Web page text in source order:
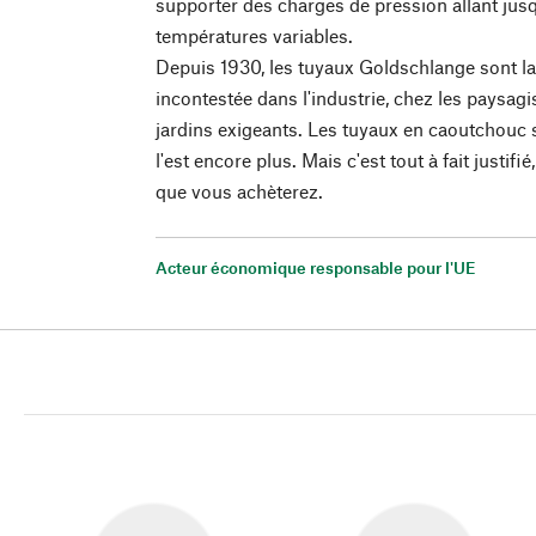
températures variables.
Depuis 1930, les tuyaux Goldschlange sont
incontestée dans l'industrie, chez les
jardins exigeants. Les tuyaux en caoutchouc
l'est encore plus. Mais c'est tout à fait
que vous achèterez.
Acteur économique responsable pour l'UE